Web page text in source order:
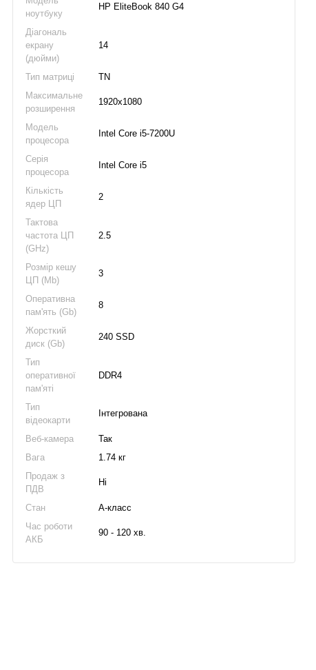
ноутбуку
HP EliteBook 840 G4
Діагональ
екрану
(дюйми)
14
Тип матриці
TN
Максимальне
розширення
1920x1080
Модель
процесора
Intel Core i5-7200U
Серія
процесора
Intel Core i5
Кількість
ядер ЦП
2
Тактова
частота ЦП
(GHz)
2.5
Розмір кешу
ЦП (Mb)
3
Оперативна
пам'ять (Gb)
8
Жорсткий
диск (Gb)
240 SSD
Тип
оперативної
пам'яті
DDR4
Тип
відеокарти
Інтегрована
Веб-камера
Так
Вага
1.74 кг
Продаж з
ПДВ
Ні
Стан
А-класс
Час роботи
АКБ
90 - 120 хв.